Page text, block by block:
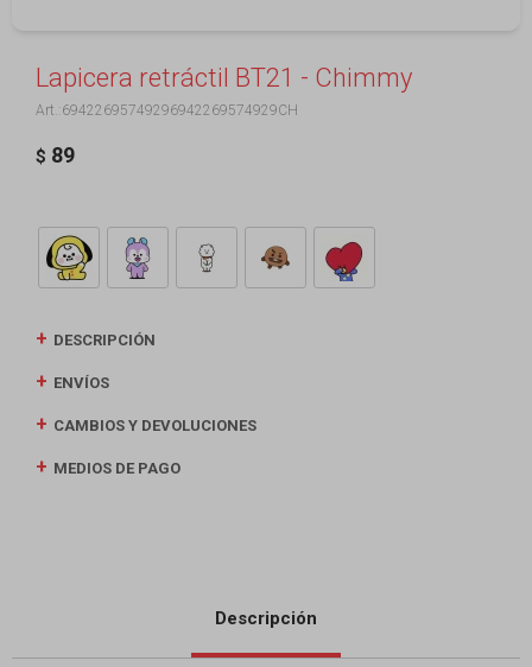
Lapicera retráctil BT21 - Chimmy
69422695749296942269574929CH
$ 89
DESCRIPCIÓN
ENVÍOS
CAMBIOS Y DEVOLUCIONES
MEDIOS DE PAGO
Descripción